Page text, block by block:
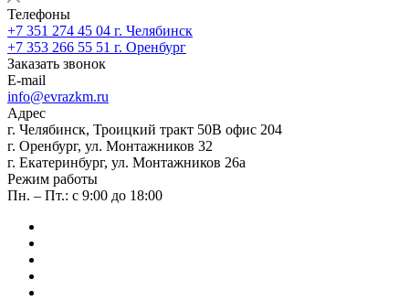
Телефоны
+7 351 274 45 04 г. Челябинск
+7 353 266 55 51 г. Оренбург
Заказать звонок
E-mail
info@evrazkm.ru
Адрес
г. Челябинск, Троицкий тракт 50В офис 204
г. Оренбург, ул. Монтажников 32
г. Екатеринбург, ул. Монтажников 26а
Режим работы
Пн. – Пт.: с 9:00 до 18:00